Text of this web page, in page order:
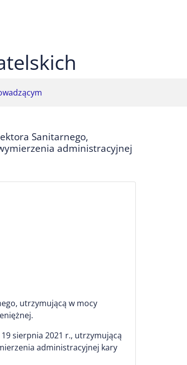
Sanitarnego,
administracyjnej
utrzymującą w mocy
sierpnia 2021 r., utrzymującą
administracyjnej kary